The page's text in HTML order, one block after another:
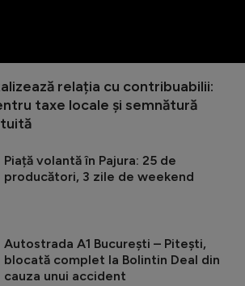
relația cu contribuabilii:
taxe locale și semnătură
Piață volantă în Pajura: 25 de
producători, 3 zile de weekend
Autostrada A1 București – Pitești,
blocată complet la Bolintin Deal din
cauza unui accident